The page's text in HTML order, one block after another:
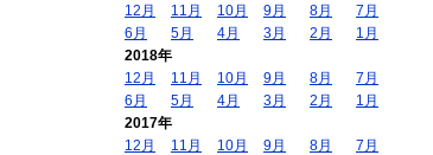
12月
11月 10月 9月 8月
7月
6月
5月 4月 3月 2月
1月
2018年
12月
11月 10月 9月 8月
7月
6月
5月 4月 3月 2月
1月
2017年
12月
11月 10月 9月 8月
7月